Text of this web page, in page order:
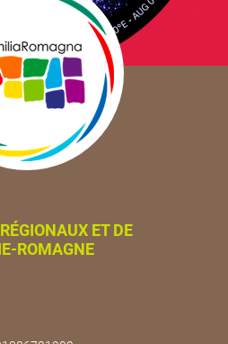
ET DE
ROMAGNE